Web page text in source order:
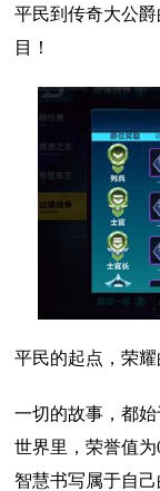
平民到传奇大公
目！
平民的起点，荣耀
一切的故事，都
世界里，荣誉值
智慧书写属于自